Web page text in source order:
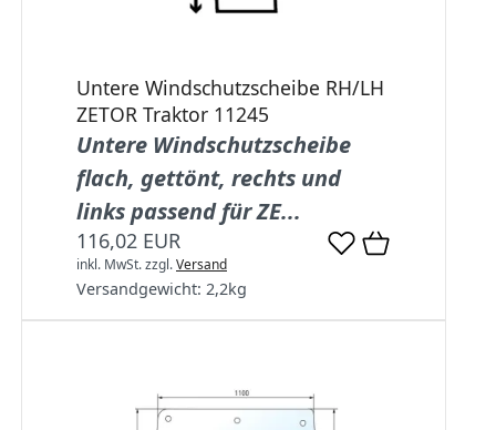
Untere Windschutzscheibe RH/LH
ZETOR Traktor 11245
Untere Windschutzscheibe
flach, gettönt, rechts und
links passend für ZE...
116,02 EUR
inkl. MwSt.zzgl.Versand
Versandgewicht: 2,2kg